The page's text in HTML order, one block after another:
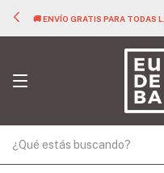
🚚 ENVÍO GRATIS PARA TODAS